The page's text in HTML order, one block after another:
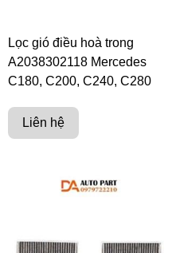
Lọc gió điều hoà trong
A2038302118 Mercedes
C180, C200, C240, C280
Liên hệ